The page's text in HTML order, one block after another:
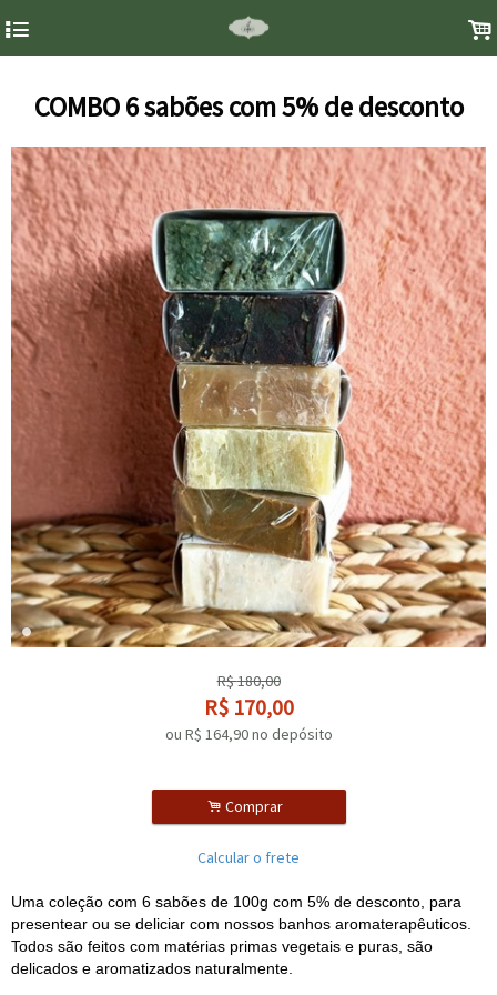
4 .
COMBO 6 sabões com 5% de desconto
R$180,00
R$ 170,00
ou R$ 164,90no depósito
. Comprar
Calcular o frete
Uma coleção com 6 sabões de 100g com 5% de desconto, para
presentear ou se deliciar com nossos banhos aromaterapêuticos.
Todos são feitos com matérias primas vegetais e puras, são
delicados e aromatizados naturalmente.